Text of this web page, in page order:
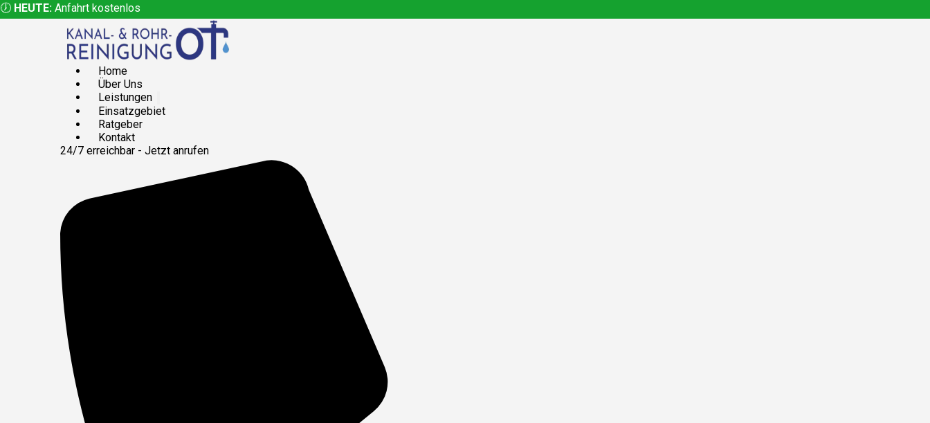
🕖 HEUTE: Anfahrt kostenlos
Home
Über Uns
Leistungen
Einsatzgebiet
Ratgeber
Kontakt
24/7 erreichbar - Jetzt anrufen